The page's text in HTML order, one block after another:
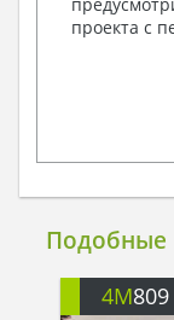
проекта с
Подобные
4M809